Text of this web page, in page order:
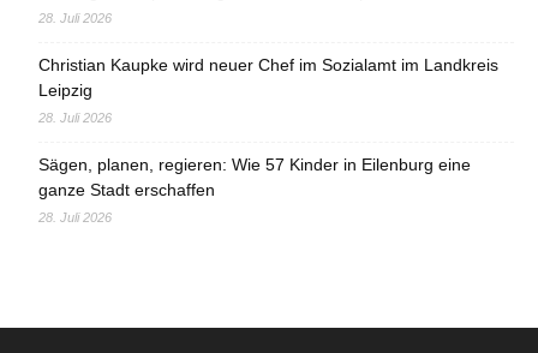
28. Juli 2026
Christian Kaupke wird neuer Chef im Sozialamt im Landkreis
Leipzig
28. Juli 2026
Sägen, planen, regieren: Wie 57 Kinder in Eilenburg eine
ganze Stadt erschaffen
28. Juli 2026